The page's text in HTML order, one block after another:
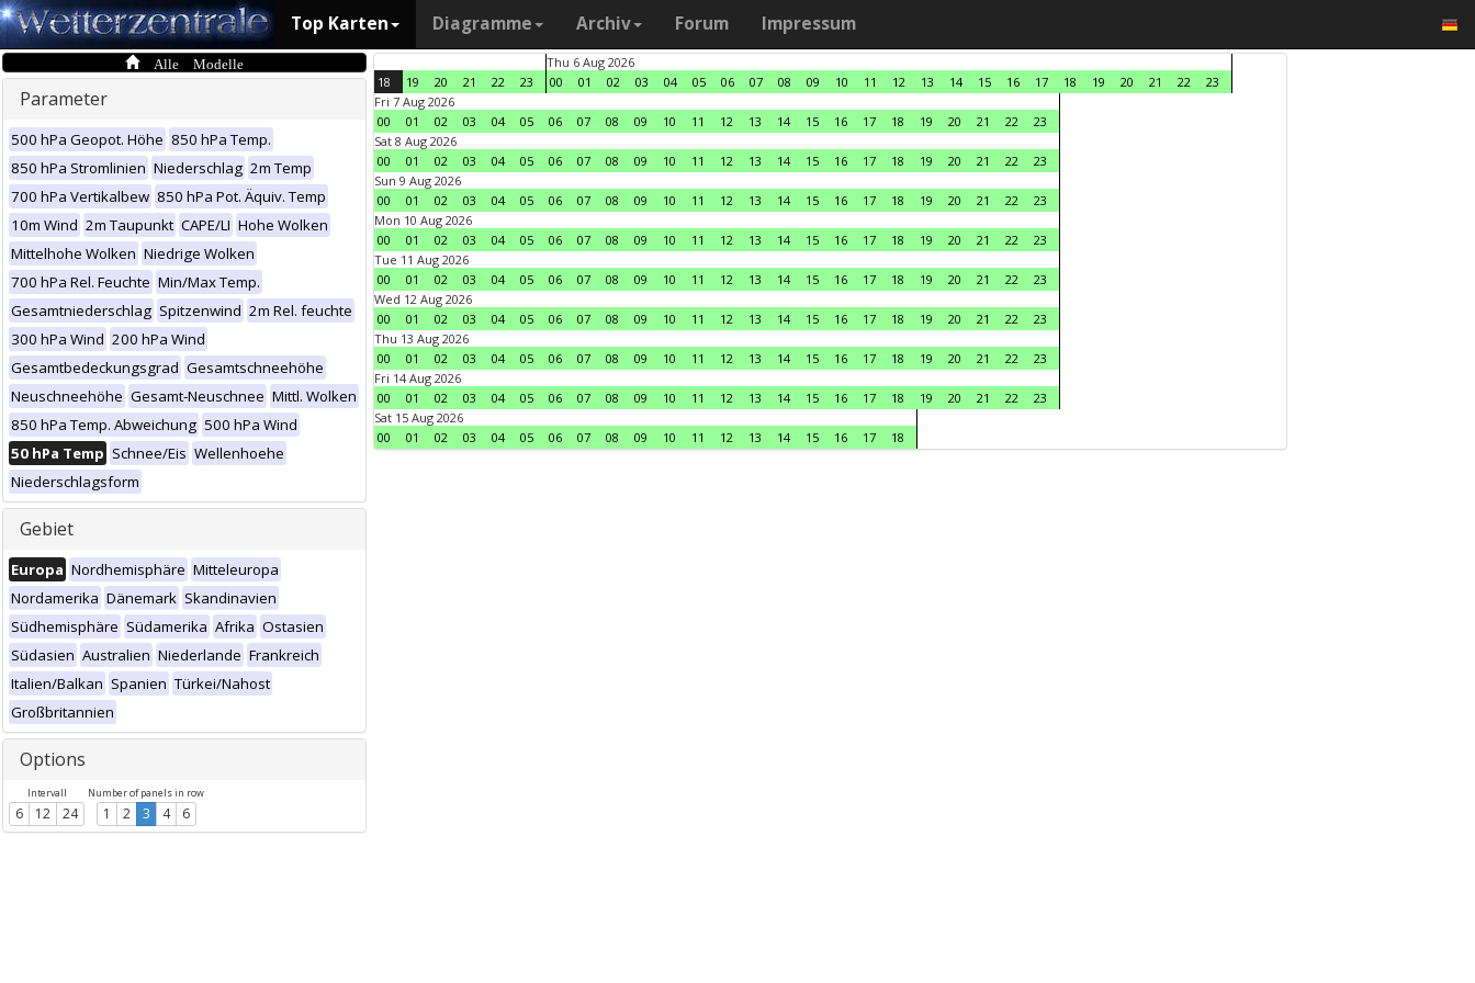
Top Karten Diagramme Archiv Forum Impressum
Alle Modelle
Parameter
500 hPa Geopot. Höhe 850 hPa Temp.
850 hPa Stromlinien Niederschlag 2m Temp
700 hPa Vertikalbew 850 hPa Pot. Äquiv. Temp
10m Wind 2m Taupunkt CAPE/LI Hohe Wolken
Mittelhohe Wolken Niedrige Wolken
700 hPa Rel. Feuchte Min/Max Temp.
Gesamtniederschlag Spitzenwind 2m Rel. feuchte
300 hPa Wind 200 hPa Wind
Gesamtbedeckungsgrad Gesamtschneehöhe
Neuschneehöhe Gesamt-Neuschnee Mittl. Wolken
850 hPa Temp. Abweichung 500 hPa Wind
50 hPa Temp Schnee/Eis Wellenhoehe
Niederschlagsform
Gebiet
Europa Nordhemisphäre Mitteleuropa
Nordamerika Dänemark Skandinavien
Südhemisphäre Südamerika Afrika Ostasien
Südasien Australien Niederlande Frankreich
Italien/Balkan Spanien Türkei/Nahost
Großbritannien
Options
Intervall
6 12 24
Number of panels in row
1 2 3 4 6
18 19 20 21 22 23
Thu 6 Aug 2026
00
01 02 03 04 05 06 07 08 09 10 11 12 13 14 15 16 17 18 19 20 21 22
23
Fri 7 Aug 2026
00
01 02 03 04 05 06 07 08 09 10 11 12 13 14 15 16 17 18 19 20 21 22
23
Sat 8 Aug 2026
00
01 02 03 04 05 06 07 08 09 10 11 12 13 14 15 16 17 18 19 20 21 22
23
Sun 9 Aug 2026
00
01 02 03 04 05 06 07 08 09 10 11 12 13 14 15 16 17 18 19 20 21 22
23
Mon 10 Aug 2026
00
01 02 03 04 05 06 07 08 09 10 11 12 13 14 15 16 17 18 19 20 21 22
23
Tue 11 Aug 2026
00
01 02 03 04 05 06 07 08 09 10 11 12 13 14 15 16 17 18 19 20 21 22
23
Wed 12 Aug 2026
00
01 02 03 04 05 06 07 08 09 10 11 12 13 14 15 16 17 18 19 20 21 22
23
Thu 13 Aug 2026
00
01 02 03 04 05 06 07 08 09 10 11 12 13 14 15 16 17 18 19 20 21 22
23
Fri 14 Aug 2026
00
01 02 03 04 05 06 07 08 09 10 11 12 13 14 15 16 17 18 19 20 21 22
23
Sat 15 Aug 2026
00
01 02 03 04 05 06 07 08 09 10 11 12 13 14 15 16 17 18